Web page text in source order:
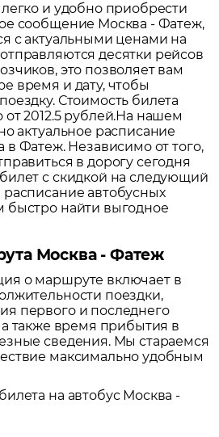
и удобно приобрести
сообщение Москва - Фатеж,
с актуальными ценами на
десятки рейсов
это позволяет вам
время и дату, чтобы
Стоимость билета
2012.5 рублей.На нашем
актуальное расписание
в Фатеж. Независимо от того,
в дорогу сегодня
с скидкой на следующий
автобусных
быстро найти выгодное
Москва - Фатеж
о маршруте включает в
поездки,
первого и последнего
а также время прибытия в
сведения. Мы стараемся
максимально удобным
на автобус Москва -